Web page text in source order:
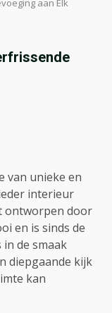
aan Elk
van unieke en
interieur
ontworpen door
en is sinds de
de smaak
diepgaande kijk
kan